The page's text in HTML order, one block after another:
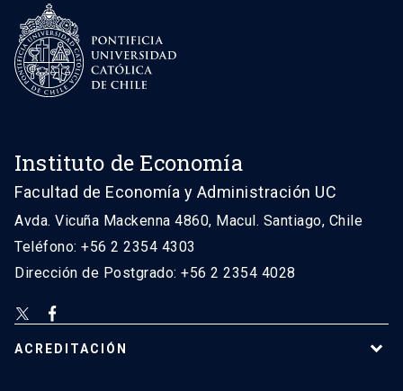
Instituto de Economía
Facultad de Economía y Administración UC
Avda. Vicuña Mackenna 4860, Macul. Santiago, Chile
Teléfono: +56 2 2354 4303
Dirección de Postgrado: +56 2 2354 4028
ACREDITACIÓN